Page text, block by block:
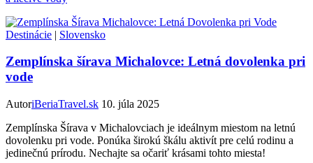
Destinácie | Slovensko
Zemplínska šírava Michalovce: Letná dovolenka pri
vode
AutoriBeriaTravel.sk 10. júla 2025
Zemplínska Šírava v Michalovciach je ideálnym miestom na letnú
dovolenku pri vode. Ponúka širokú škálu aktivít pre celú rodinu a
jedinečnú prírodu. Nechajte sa očariť krásami tohto miesta!